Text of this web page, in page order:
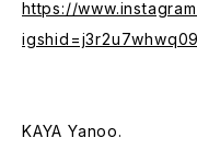
https://
igshid=j3r2u7whwq09
KAYA Yanoo.